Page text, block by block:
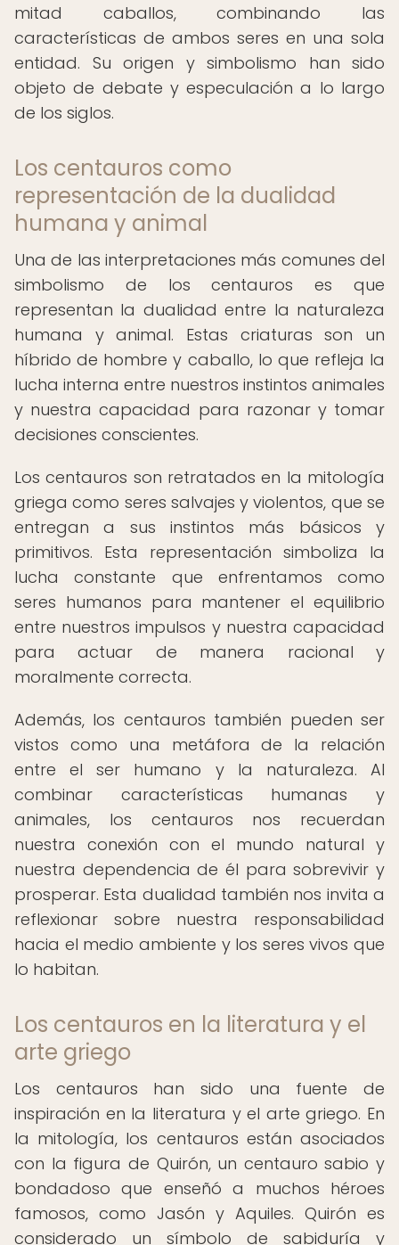
mitad caballos, combinando las
características de ambos seres en una sola
entidad. Su origen y simbolismo han sido
objeto de debate y especulación a lo largo
de los siglos.
Los centauros como
representación de la dualidad
humana y animal
Una de las interpretaciones más comunes del
simbolismo de los centauros es que
representan la dualidad entre la naturaleza
humana y animal. Estas criaturas son un
híbrido de hombre y caballo, lo que refleja la
lucha interna entre nuestros instintos animales
y nuestra capacidad para razonar y tomar
decisiones conscientes.
Los centauros son retratados en la mitología
griega como seres salvajes y violentos, que se
entregan a sus instintos más básicos y
primitivos. Esta representación simboliza la
lucha constante que enfrentamos como
seres humanos para mantener el equilibrio
entre nuestros impulsos y nuestra capacidad
para actuar de manera racional y
moralmente correcta.
Además, los centauros también pueden ser
vistos como una metáfora de la relación
entre el ser humano y la naturaleza. Al
combinar características humanas y
animales, los centauros nos recuerdan
nuestra conexión con el mundo natural y
nuestra dependencia de él para sobrevivir y
prosperar. Esta dualidad también nos invita a
reflexionar sobre nuestra responsabilidad
hacia el medio ambiente y los seres vivos que
lo habitan.
Los centauros en la literatura y el
arte griego
Los centauros han sido una fuente de
inspiración en la literatura y el arte griego. En
la mitología, los centauros están asociados
con la figura de Quirón, un centauro sabio y
bondadoso que enseñó a muchos héroes
famosos, como Jasón y Aquiles. Quirón es
considerado un símbolo de sabiduría y